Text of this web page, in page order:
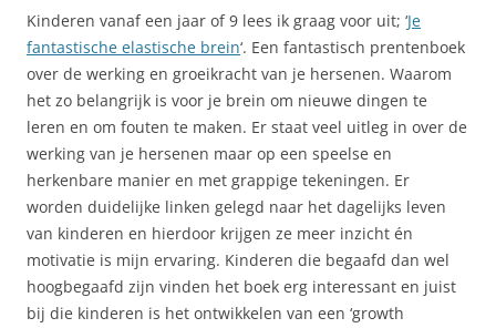
Kinderen vanaf een jaar of 9 lees ik graag voor uit; ‘Je
fantastische elastische brein‘. Een fantastisch prentenboek
over de werking en groeikracht van je hersenen. Waarom
het zo belangrijk is voor je brein om nieuwe dingen te
leren en om fouten te maken. Er staat veel uitleg in over de
werking van je hersenen maar op een speelse en
herkenbare manier en met grappige tekeningen. Er
worden duidelijke linken gelegd naar het dagelijks leven
van kinderen en hierdoor krijgen ze meer inzicht én
motivatie is mijn ervaring. Kinderen die begaafd dan wel
hoogbegaafd zijn vinden het boek erg interessant en juist
bij die kinderen is het ontwikkelen van een ‘growth